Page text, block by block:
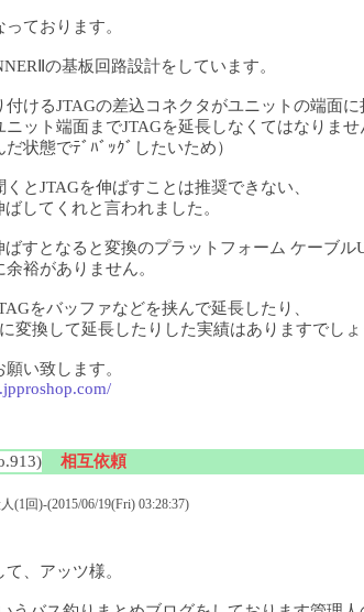
ております。
の基板回路設計をしています。
付けるJTAGの差込コネクタがユニットの端面に
ニット端面までJTAGを延長しなくてはなりませ
だ状態でﾃﾞﾊﾞｯｸﾞしたいため）
とJTAGを伸ばすことは推奨できない、
してくれと言われました。
ばすとなると変換のプラットフォーム ケーブ
裕がありません。
をバッファなどを挟んで延長したり、
変換して延長したりした実績はありますでしょ
い致します。
相互依頼
(1回)-(2015/06/19(Fri) 03:28:37)
、アッツ様。